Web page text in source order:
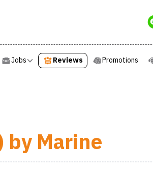
Promotions
Jobs Reviews Promotions
by Marine